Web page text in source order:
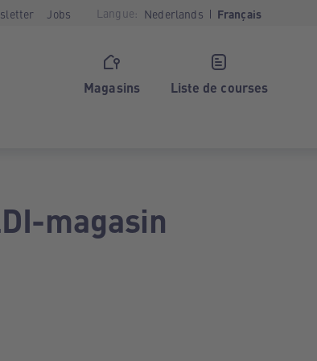
Jobs Langue: Nederlands Français
Magasins Liste de courses
magasin